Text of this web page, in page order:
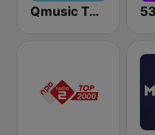
Qmusic Top 40